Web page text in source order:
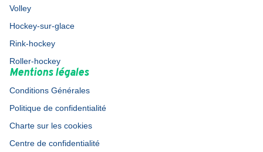
Volley
Hockey-sur-glace
Rink-hockey
Roller-hockey
Mentions légales
Conditions Générales
Politique de confidentialité
Charte sur les cookies
Centre de confidentialité